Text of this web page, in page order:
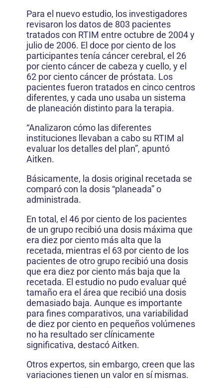
Para el nuevo estudio, los investigadores
revisaron los datos de 803 pacientes
tratados con RTIM entre octubre de 2004 y
julio de 2006. El doce por ciento de los
participantes tenía cáncer cerebral, el 26
por ciento cáncer de cabeza y cuello, y el
62 por ciento cáncer de próstata. Los
pacientes fueron tratados en cinco centros
diferentes, y cada uno usaba un sistema
de planeación distinto para la terapia.
“Analizaron cómo las diferentes
instituciones llevaban a cabo su RTIM al
evaluar los detalles del plan”, apuntó
Aitken.
Básicamente, la dosis original recetada se
comparó con la dosis “planeada” o
administrada.
En total, el 46 por ciento de los pacientes
de un grupo recibió una dosis máxima que
era diez por ciento más alta que la
recetada, mientras el 63 por ciento de los
pacientes de otro grupo recibió una dosis
que era diez por ciento más baja que la
recetada. El estudio no pudo evaluar qué
tamaño era el área que recibió una dosis
demasiado baja. Aunque es importante
para fines comparativos, una variabilidad
de diez por ciento en pequeños volúmenes
no ha resultado ser clínicamente
significativa, destacó Aitken.
Otros expertos, sin embargo, creen que las
variaciones tienen un valor en sí mismas.